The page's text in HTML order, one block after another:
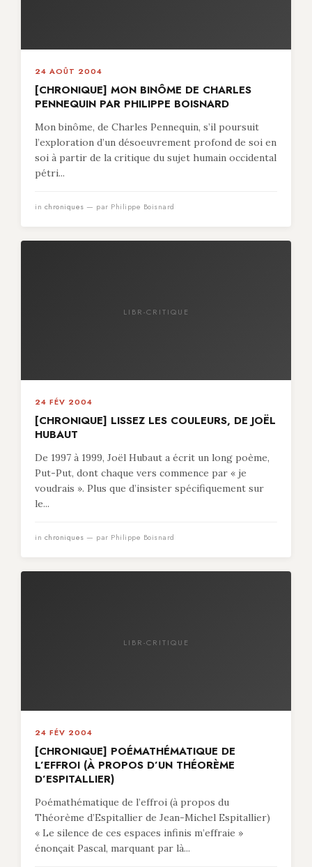
24 AOÛT 2004
[CHRONIQUE] MON BINÔME DE CHARLES
PENNEQUIN PAR PHILIPPE BOISNARD
Mon binôme, de Charles Pennequin, s’il poursuit
l’exploration d’un désoeuvrement profond de soi en
soi à partir de la critique du sujet humain occidental
pétri...
in chroniques — par Philippe Boisnard
LIBR-CRITIQUE
24 FÉV 2004
[CHRONIQUE] LISSEZ LES COULEURS, DE JOËL
HUBAUT
De 1997 à 1999, Joël Hubaut a écrit un long poème,
Put-Put, dont chaque vers commence par « je
voudrais ». Plus que d’insister spécifiquement sur
le...
in chroniques — par Philippe Boisnard
LIBR-CRITIQUE
24 FÉV 2004
[CHRONIQUE] POÉMATHÉMATIQUE DE
L’EFFROI (À PROPOS D’UN THÉORÈME
D’ESPITALLIER)
Poémathématique de l’effroi (à propos du
Théorème d’Espitallier de Jean-Michel Espitallier)
« Le silence de ces espaces infinis m’effraie »
énonçait Pascal, marquant par là...